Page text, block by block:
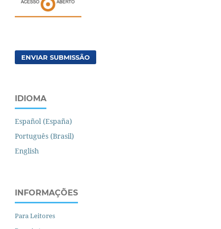
ENVIAR SUBMISSÃO
IDIOMA
Español (España)
Português (Brasil)
English
INFORMAÇÕES
Para Leitores